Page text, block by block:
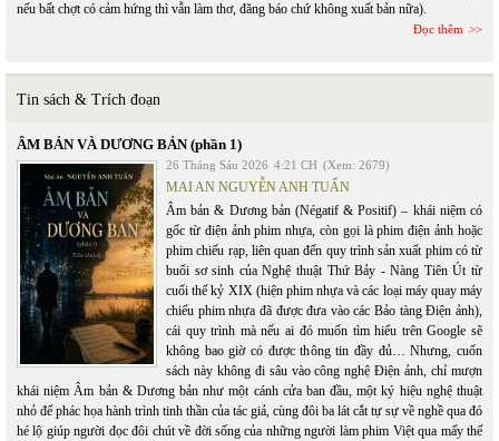
nếu bất chợt có cảm hứng thì vẫn làm thơ, đăng báo chứ không xuất bản nữa).
Đọc thêm
Tin sách & Trích đoạn
ÂM BẢN VÀ DƯƠNG BẢN (phần 1)
26 Tháng Sáu 2026 4:21 CH (Xem: 2679)
MAI AN NGUYỄN ANH TUẤN
Âm bản & Dương bản (Négatif & Positif) – khái niệm có
gốc từ điện ảnh phim nhựa, còn gọi là phim điện ảnh hoặc
phim chiếu rạp, liên quan đến quy trình sản xuất phim có từ
buổi sơ sinh của Nghệ thuật Thứ Bảy - Nàng Tiên Út từ
cuối thế kỷ XIX (hiện phim nhựa và các loại máy quay máy
chiếu phim nhựa đã được đưa vào các Bảo tàng Điện ảnh),
cái quy trình mà nếu ai đó muốn tìm hiểu trên Google sẽ
không bao giờ có được thông tin đầy đủ… Nhưng, cuốn
sách này không đi sâu vào công nghệ Điện ảnh, chỉ mượn
khái niệm Âm bản & Dương bản như một cánh cửa ban đầu, một ký hiệu nghệ thuật
nhỏ để phác họa hành trình tinh thần của tác giả, cùng đôi ba lát cắt tự sự về nghề qua đó
hé lộ giúp người đọc đôi chút về đời sống của những người làm phim Việt qua mấy thế